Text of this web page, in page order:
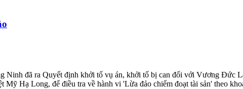
Ninh đã ra Quyết định khởi tố vụ án, khởi tố bị can đối với Vương Đức
Hạ Long, để điều tra về hành vi 'Lừa đảo chiếm đoạt tài sản' theo